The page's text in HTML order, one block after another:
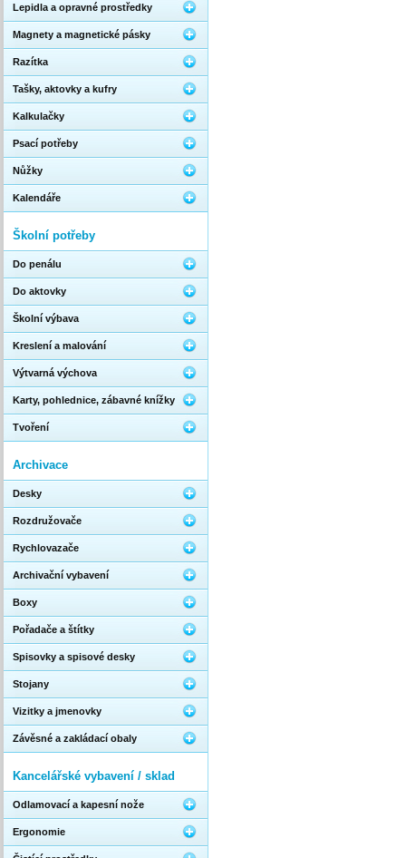
Lepidla a opravné prostředky
Magnety a magnetické pásky
Razítka
Tašky, aktovky a kufry
Kalkulačky
Psací potřeby
Nůžky
Kalendáře
Školní potřeby
Do penálu
Do aktovky
Školní výbava
Kreslení a malování
Výtvarná výchova
Karty, pohlednice, zábavné knížky
Tvoření
Archivace
Desky
Rozdružovače
Rychlovazače
Archivační vybavení
Boxy
Pořadače a štítky
Spisovky a spisové desky
Stojany
Vizitky a jmenovky
Závěsné a zakládací obaly
Kancelářské vybavení / sklad
Odlamovací a kapesní nože
Ergonomie